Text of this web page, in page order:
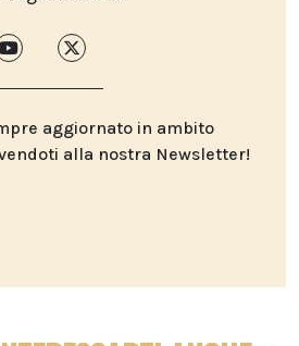
aggiornato in ambito
alla nostra Newsletter!